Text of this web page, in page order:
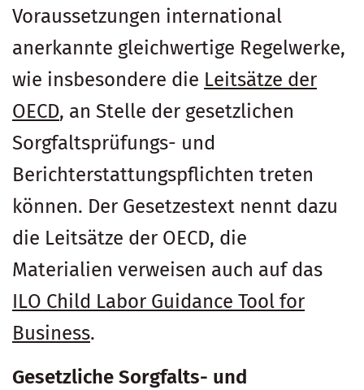
Voraussetzungen international
anerkannte gleichwertige Regelwerke,
wie insbesondere die Leitsätze der
OECD, an Stelle der gesetzlichen
Sorgfaltsprüfungs- und
Berichterstattungspflichten treten
können. Der Gesetzestext nennt dazu
die Leitsätze der OECD, die
Materialien verweisen auch auf das
ILO Child Labor Guidance Tool for
Business.
Gesetzliche Sorgfalts- und